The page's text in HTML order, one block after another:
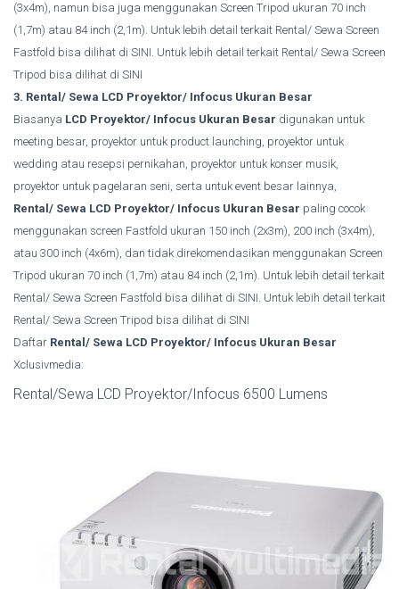
(3x4m), namun bisa juga menggunakan Screen Tripod ukuran 70 inch
(1,7m) atau 84 inch (2,1m). Untuk lebih detail terkait Rental/ Sewa Screen
Fastfold bisa dilihat di SINI. Untuk lebih detail terkait Rental/ Sewa Screen
Tripod bisa dilihat di SINI
3. Rental/ Sewa LCD Proyektor/ Infocus Ukuran Besar
Biasanya LCD Proyektor/ Infocus Ukuran Besar digunakan untuk
meeting besar, proyektor untuk product launching, proyektor untuk
wedding atau resepsi pernikahan, proyektor untuk konser musik,
proyektor untuk pagelaran seni, serta untuk event besar lainnya,
Rental/ Sewa LCD Proyektor/ Infocus Ukuran Besar paling cocok
menggunakan screen Fastfold ukuran 150 inch (2x3m), 200 inch (3x4m),
atau 300 inch (4x6m), dan tidak direkomendasikan menggunakan Screen
Tripod ukuran 70 inch (1,7m) atau 84 inch (2,1m). Untuk lebih detail terkait
Rental/ Sewa Screen Fastfold bisa dilihat di SINI. Untuk lebih detail terkait
Rental/ Sewa Screen Tripod bisa dilihat di SINI
Daftar Rental/ Sewa LCD Proyektor/ Infocus Ukuran Besar
Xclusivmedia:
Rental/Sewa LCD Proyektor/Infocus 6500 Lumens